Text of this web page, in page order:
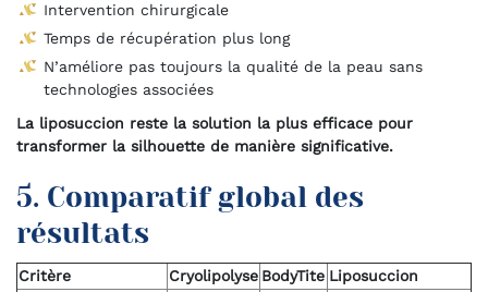
Intervention chirurgicale
Temps de récupération plus long
N’améliore pas toujours la qualité de la peau sans
technologies associées
La liposuccion reste la solution la plus efficace pour
transformer la silhouette de manière significative.
5. Comparatif global des
résultats
Critère Cryolipolyse BodyTite Liposuccion